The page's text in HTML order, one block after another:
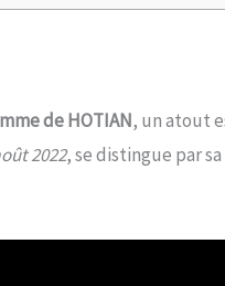
de HOTIAN, un atout
2022, se distingue par